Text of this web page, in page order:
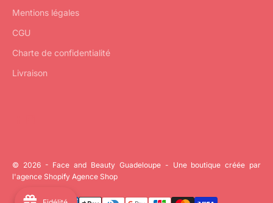
Mentions légales
CGU
Charte de confidentialité
Livraison
© 2026 - Face and Beauty Guadeloupe - Une boutique créée par
l'agence Shopify Agence Shop